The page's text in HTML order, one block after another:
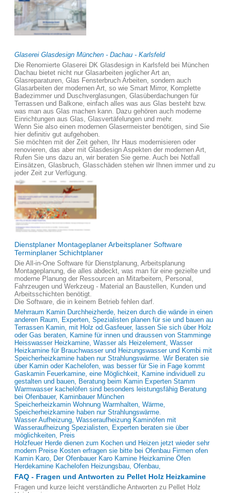
Glaserei Glasdesign München - Dachau - Karlsfeld
Die Renomierte Glaserei DK Glasdesign in Karlsfeld bei München
Dachau bietet nicht nur Glasarbeiten jeglicher Art an,
Glasreparaturen, Glas Fensterbruch Arbeiten, sondern auch
Glasarbeiten der modernen Art, so wie Smart Mirror, Komplette
Badezimmer und Duschverglasungen, Glasüberdachungen für
Terrassen und Balkone, einfach alles was aus Glas besteht bzw.
was man aus Glas machen kann. Dazu gehören auch moderne
Einrichtungen aus Glas, Glasvertäfelungen und mehr.
Wenn Sie also einen modernen Glasermeister benötigen, sind Sie
hier definitiv gut aufgehoben.
Sie möchten mit der Zeit gehen, Ihr Haus modernisieren oder
renovieren, das aber mit Glasdesign Aspekten der modernen Art,
Rufen Sie uns dazu an, wir beraten Sie gerne. Auch bei Notfall
Einsätzen, Glasbruch, Glasschäden stehen wir Ihnen immer und zu
jeder Zeit zur Verfügung.
Dienstplaner Montageplaner Arbeitsplaner Software
Terminplaner Schichtplaner
Die All-in-One Software für Dienstplanung, Arbeitsplanung
Montageplanung, die alles abdeckt, was man für eine gezielte und
moderne Planung der Ressourcen an Mitarbeitern, Personal,
Fahrzeugen und Werkzeug - Material an Baustellen, Kunden und
Arbeitsschichten benötigt.
Die Software, die in keinem Betrieb fehlen darf.
Mehrraum Kamin Durchheizherde, heizen durch die wände in einen
anderen Raum, Experten, Spezialisten planen für sie und bauen au
Terrassen Kamin, mit Holz od.Gasfeuer, lassen Sie sich über Holz
oder Gas beraten, Kamine für innen und draussen von Stamminge
Heisswasser Heizkamine, Wasser als Heizelement, Wasser
Heizkamine für Brauchwasser und Heizungswasser und Kombi mit
Speicherheizkamine haben nur Strahlungswärme. Wir Beraten sie
über Kamin oder Kachelofen, was besser für Sie in Fage kommt
Gaskamin Feuerkamine, eine Möglichkeit, Kamine individuell zu
gestalten und bauen, Beratung beim Kamin Experten Stamm
Warmwasser kachelöfen sind besonders leistungsfähig Beratung
bei Ofenbauer, Kaminbauer München
Speicherheizkamin Wohnung Warmhalten, Wärme,
Speicherheizkamine haben nur Strahlungswärme.
Wasser Aufheizung, Wasseraufheizung Kaminöfen mit
Wasseraufheizung Spezialisten, Experten beraten sie über
möglichkeiten, Preis
Holzfeuer Herde dienen zum Kochen und Heizen jetzt wieder sehr
modern Preise Kosten erfragen sie bitte bei Ofenbau Firmen ofen
Kamin Karo, Der Ofenbauer Karo Kamine Heizkamine Öfen
Herdekamine Kachelofen Heizungsbau, Ofenbau,
FAQ - Fragen und Antworten zu Pellet Holz Heizkamine
Fragen und kurze leicht verständliche Antworten zu Pellet Holz